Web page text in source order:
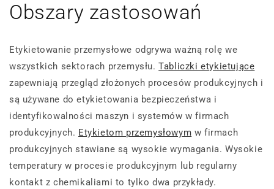
Obszary zastosowań
Etykietowanie przemysłowe odgrywa ważną rolę we
wszystkich sektorach przemysłu.Tabliczki etykietujące
zapewniają przegląd złożonych procesów produkcyjnych i
są używane do etykietowania bezpieczeństwa i
identyfikowalności maszyn i systemów w firmach
produkcyjnych. Etykietom przemysłowym w firmach
produkcyjnych stawiane są wysokie wymagania. Wysokie
temperatury w procesie produkcyjnym lub regularny
kontakt z chemikaliami to tylko dwa przykłady.